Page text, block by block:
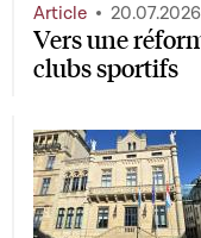
Vers une
clubs sportifs
Article 20.07.2026